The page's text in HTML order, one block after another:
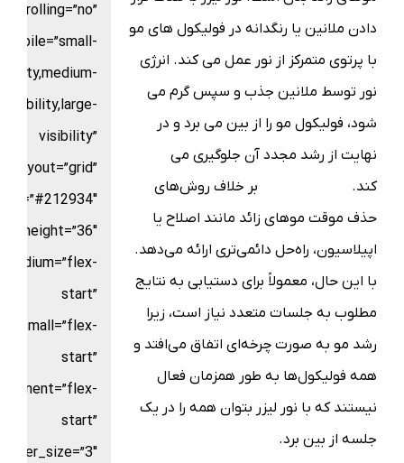
دادن ملانین یا رنگدانه در فولیکول های مو
با پرتوی متمرکز از نور عمل می کند. انرژی
نور توسط ملانین جذب و سپس گرم می
شود، فولیکول مو را از بین می برد و در
نهایت از رشد مجدد آن جلوگیری می
کند.
بر خلاف روش‌های
حذف موقت موهای زائد مانند اصلاح یا
اپیلاسیون، راه‌حل دائمی‌تری ارائه می‌دهد.
با این حال، معمولاً برای دستیابی به نتایج
مطلوب به جلسات متعدد نیاز است، زیرا
رشد مو به صورت چرخه‌ای اتفاق می‌افتد و
همه فولیکول‌ها به طور همزمان فعال
نیستند که با نور لیزر بتوان همه را در یک
جلسه از بین برد.
scrolling=”no”
visibility,large-
visibility”
layout=”grid”
start”
start”
start”